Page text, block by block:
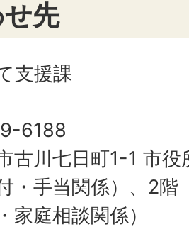
先
支援課
6188
古川七日町1-1 市役
付・手当関係）、2
家庭相談関係）